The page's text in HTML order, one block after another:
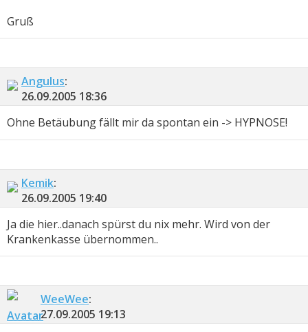
Gruß
Angulus:
26.09.2005 18:36
Ohne Betäubung fällt mir da spontan ein -> HYPNOSE!
Kemik:
26.09.2005 19:40
Ja die hier..danach spürst du nix mehr. Wird von der
Krankenkasse übernommen..
WeeWee:
27.09.2005 19:13